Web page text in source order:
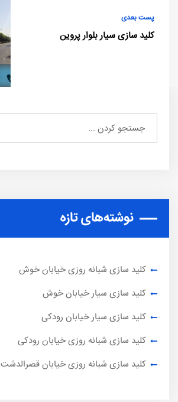
پست بعدی
کلید سازی سیار بلوار پروین
نوشته‌های تازه
کلید سازی شبانه روزی خیابان خوش
کلید سازی سیار خیابان خوش
کلید سازی سیار خیابان رودکی
کلید سازی شبانه روزی خیابان رودکی
کلید سازی شبانه روزی خیابان قصرالدشت